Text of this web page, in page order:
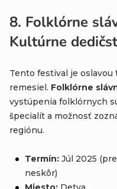
8. Folklórne
Kultúrne
Tento festival je oslavou
remesiel. Folklórne
vystúpenia folklórnych
špecialít a možnosť
regiónu.
Termín: Júl 2025
neskôr)